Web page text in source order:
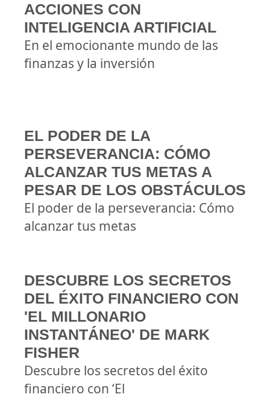
ACCIONES CON
INTELIGENCIA ARTIFICIAL
En el emocionante mundo de las
finanzas y la inversión
EL PODER DE LA
PERSEVERANCIA: CÓMO
ALCANZAR TUS METAS A
PESAR DE LOS OBSTÁCULOS
El poder de la perseverancia: Cómo
alcanzar tus metas
DESCUBRE LOS SECRETOS
DEL ÉXITO FINANCIERO CON
'EL MILLONARIO
INSTANTÁNEO' DE MARK
FISHER
Descubre los secretos del éxito
financiero con ‘El